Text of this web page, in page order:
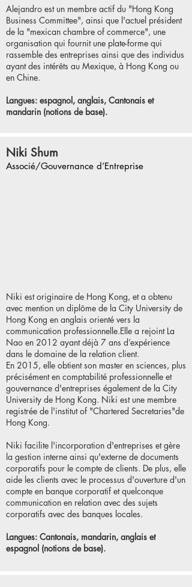
Alejandro est un membre actif du "Hong Kong
Business Committee", ainsi que l'actuel président
de la "mexican chambre of commerce", une
organisation qui fournit une plate-forme qui
rassemble des entreprises ainsi que des individus
ayant des intérêts au Mexique, à Hong Kong ou
en Chine.
Langues: espagnol, anglais, Cantonais et
mandarin (notions de base).
Niki Shum
Associé/Gouvernance d’Entreprise
Niki est originaire de Hong Kong, et a obtenu
avec mention un diplôme de la City University de
Hong Kong en anglais orienté vers la
communication professionnelle.Elle a rejoint La
Nao en 2012 ayant déjà 7 ans d’expérience
dans le domaine de la relation client.
En 2015, elle obtient son master en sciences, plus
précisément en comptabilité professionnelle et
gouvernance d'entreprises également de la City
University de Hong Kong. Niki est une membre
registrée de l'institut of "Chartered Secretaries"de
Hong Kong.
Niki facilite l'incorporation d'entreprises et gère
la gestion interne ainsi qu'externe de documents
corporatifs pour le compte de clients. De plus, elle
aide les clients avec le processus d'ouverture d'un
compte en banque corporatif et quelconque
communication en relation avec des sujets
corporatifs avec des banques locales.
Langues: Cantonais, mandarin, anglais et
espagnol (notions de base).